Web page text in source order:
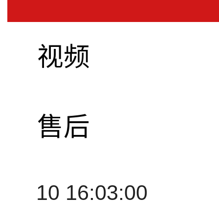
视频
售后
声后级功放
10 16:03:00